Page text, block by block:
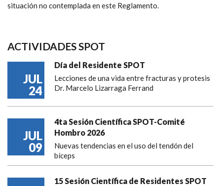
situación no contemplada en este Reglamento.
ACTIVIDADES SPOT
JUL
24
Día del Residente SPOT
Lecciones de una vida entre fracturas y protesis
Dr. Marcelo Lizarraga Ferrand
JUL
09
4ta Sesión Científica SPOT-Comité
Hombro 2026
Nuevas tendencias en el uso del tendón del
bíceps
15 Sesión Científica de Residentes SPOT